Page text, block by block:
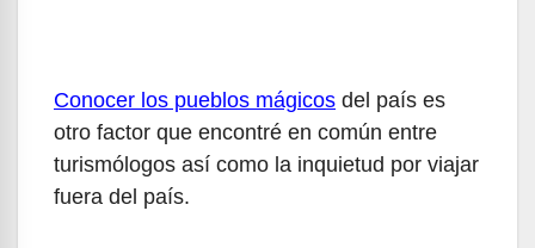
Conocer los pueblos mágicos del país es
otro factor que encontré en común entre
turismólogos así como la inquietud por viajar
fuera del país.